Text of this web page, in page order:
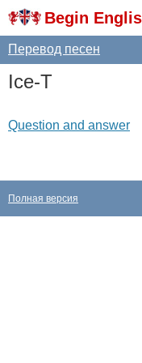
Begin
Перевод песен
Ice-T
Question and answer
Полная версия